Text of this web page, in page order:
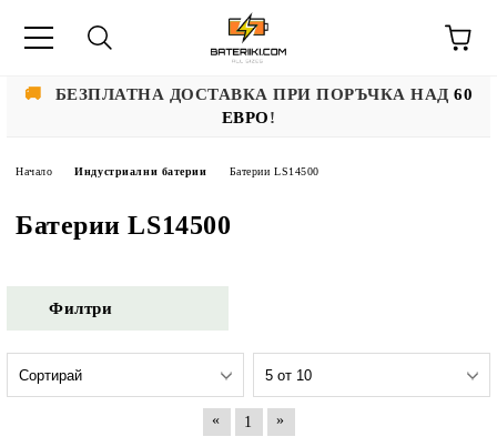
🚚 БЕЗПЛАТНА ДОСТАВКА ПРИ ПОРЪЧКА НАД60
ЕВРО!
Начало Индустриални батерии Батерии LS14500
Батерии LS14500
Филтри
« 1 »